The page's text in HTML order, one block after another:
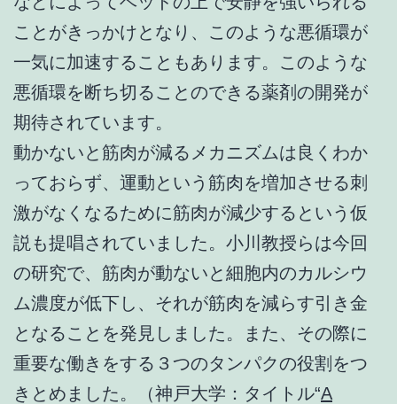
ことがきっかけとなり、このような悪循環が
一気に加速することもあります。このような
悪循環を断ち切ることのできる薬剤の開発が
期待されています。
動かないと筋肉が減るメカニズムは良くわか
っておらず、運動という筋肉を増加させる刺
激がなくなるために筋肉が減少するという仮
説も提唱されていました。小川教授らは今回
の研究で、筋肉が動ないと細胞内のカルシウ
ム濃度が低下し、それが筋肉を減らす引き金
となることを発見しました。また、その際に
重要な働きをする３つのタンパクの役割をつ
きとめました。（神戸大学：タイトル“A